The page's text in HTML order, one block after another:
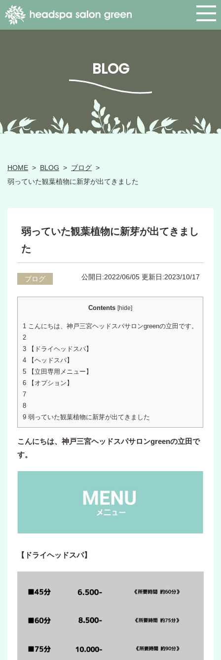
BLOG
HOME > BLOG > ブログ >
弱っていた観葉植物に新芽が出てきました
弱っていた観葉植物に新芽が出てきまし
た
ブログ 公開日:2022/06/05 更新日:2023/10/17
Contents [hide]
1 こんにちは、神戸三宮ヘッドスパサロンgreenの立田です。
2
3 【ドライヘッドスパ】
4 【ヘッドスパ】
5 【立田専用メニュー】
6 【オプション】
7
8
9 弱っていた観葉植物に新芽が出てきました
こんにちは、神戸三宮ヘッドスパサロンgreenの立田で
す。
【ドライヘッドスパ】